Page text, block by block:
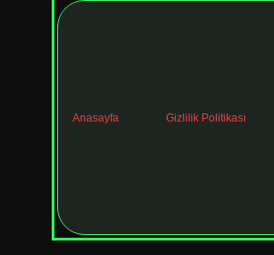
Anasayfa Gizlilik Politikası